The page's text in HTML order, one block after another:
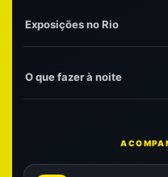
Exposições no Rio
O que fazer à noite